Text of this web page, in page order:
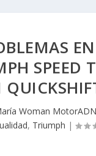
SPEED
Woman MotorADN
, Triumph |